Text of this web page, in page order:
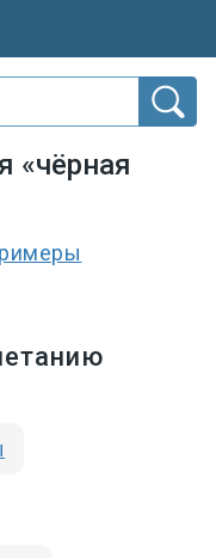
«чёрная